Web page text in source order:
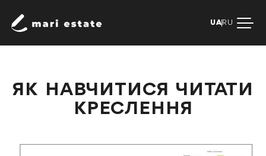
UA RU
ЯК НАВЧИТИСЯ ЧИТАТИ
КРЕСЛЕННЯ